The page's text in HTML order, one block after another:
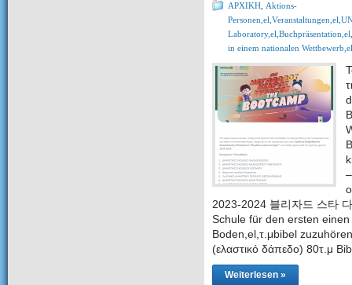
ΑΡΧΙΚΗ Aktions-
in einem nationalen Wettbewerb,el
2023-2024 블리자드 스타
Schule für den ersten
Boden,el,τ.μbibel
(ελαστικό δάπεδο) 80τ.μ
Weiterlesen »